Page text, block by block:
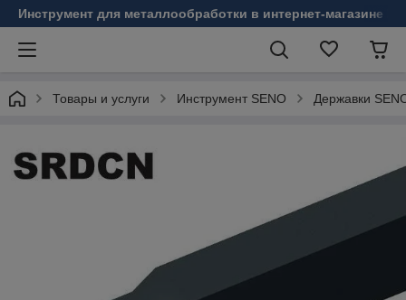
Инструмент для металлообработки в интернет-магазине
Товары и услуги Инструмент SENO Державки